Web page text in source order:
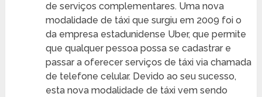
de serviços complementares. Uma nova
modalidade de táxi que surgiu em 2009 foi o
da empresa estadunidense Uber, que permite
que qualquer pessoa possa se cadastrar e
passar a oferecer serviços de táxi via chamada
de telefone celular. Devido ao seu sucesso,
esta nova modalidade de táxi vem sendo